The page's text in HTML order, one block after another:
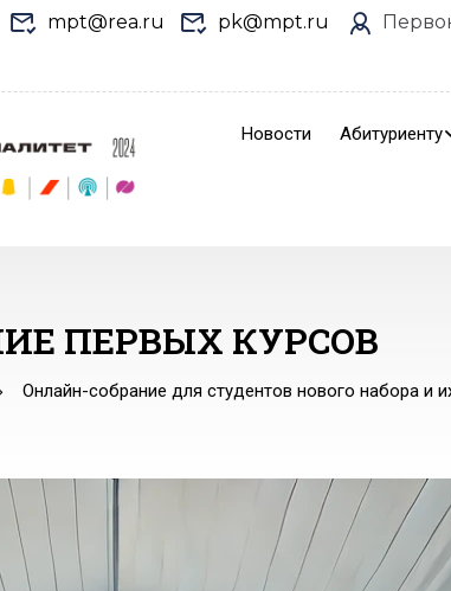
mpt@rea.ru pk@mpt.ru
Новости Абитуриенту
ПЕРВЫХ КУРСОВ
Онлайн-собрание для студентов нового набора и